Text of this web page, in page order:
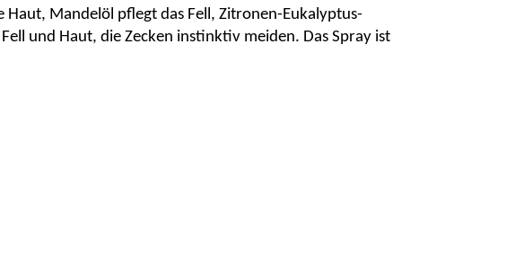
Haut, Mandelöl pflegt das Fell, Zitronen-Eukalyptus-
und Haut, die Zecken instinktiv meiden. Das Spray ist